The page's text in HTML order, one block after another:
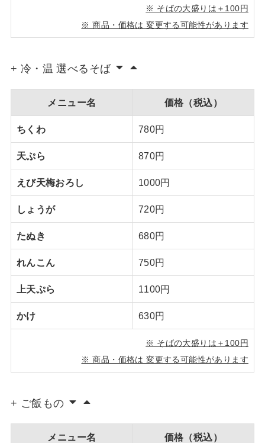
※ そばの大盛りは＋100円
※ 商品・価格は 変更する可能性があります
+ 冷・温 選べるそば
メニュー名 価格（税込）
ちくわ 780円
天ぷら 870円
えび天梅おろし 1000円
しょうが 720円
たぬき 680円
れんこん 750円
上天ぷら 1100円
かけ 630円
※ そばの大盛りは＋100円
※ 商品・価格は 変更する可能性があります
+ ご飯もの
メニュー名 価格（税込）